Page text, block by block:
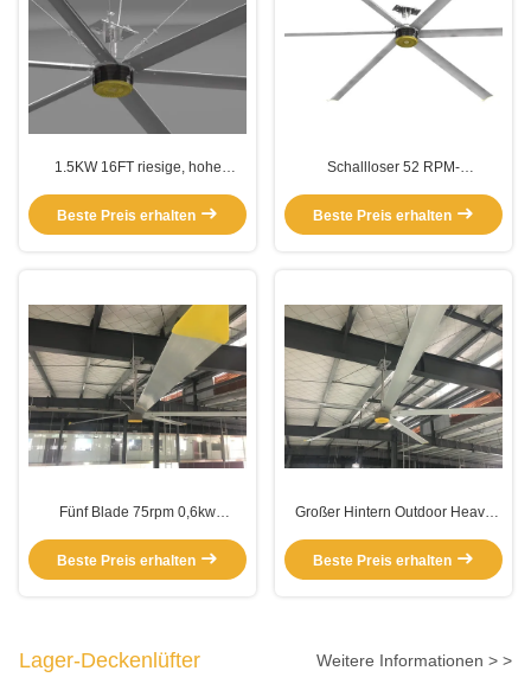
1.5KW 16FT riesige, hohe
Deckenventilatoren
Beste Preis erhalten
Schallloser 52 RPM-
Aluminiumblatt-Deckenventilator
Beste Preis erhalten
Fünf Blade 75rpm 0,6kw
Deckenventilator
Beste Preis erhalten
Großer Hintern Outdoor Heavy
Ventilator
Beste Preis erhalten
Lager-Deckenlüfter Weitere Informationen > >